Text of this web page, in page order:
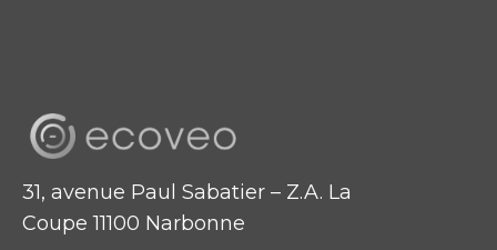
31, avenue Paul Sabatier – Z.A. La
Coupe 11100 Narbonne